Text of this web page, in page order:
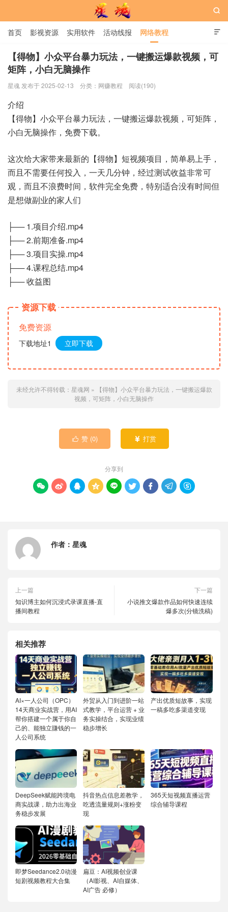
星魂网

首页 影视资源 实用软件 活动线报 网络教程
用户中心 书籍 娱乐

【得物】小众平台暴力玩法，一键搬运爆款视频，可
矩阵，小白无脑操作
星魂 发布于 2025-02-13 分类： 网赚教程 阅读(190)
介绍
【得物】小众平台暴力玩法，一键搬运爆款视频，可矩阵，
小白无脑操作，免费下载。
这次给大家带来最新的【得物】短视频项目，简单易上手，
而且不需要任何投入，一天几分钟，经过测试收益非常可
观，而且不浪费时间，软件完全免费，特别适合没有时间但
是想做副业的家人们
├── 1.项目介绍.mp4
├── 2.前期准备.mp4
├── 3.项目实操.mp4
├── 4.课程总结.mp4
├── 收益图
资源下载
免费资源
下载地址1 立即下载
未经允许不得转载： 星魂网 »
【得物】小众平台暴力玩法，一键搬运爆款
视频，可矩阵，小白无脑操作
 赞 (0)  打赏
分享到
        
作者： 星魂
上一篇
知识博主如何沉浸式录课直播-直
播间教程
下一篇
小说推文爆款作品如何快速连续
爆多次(分镜洗稿)
相关推荐
AI×一人公司（OPC）
14天商业实战营，用AI
帮你搭建一个属于你自
己的、能独立賺钱的一
人公司系统
外贸从入门到进阶一站
式教学，平台运营 + 业
务实操结合，实现业绩
稳步增长
产出优质短故事，实现
一稿多吃多渠道变现
DeepSeek赋能跨境电
商实战课，助力出海业
务稳步发展
抖音热点信息差教学，
吃透流量规则+涨粉变
现
365天短视频直播运营
综合辅导课程
即梦Seedance2.0动漫
短剧视频教程大合集
扁豆：AI视频创业课
（AI影视、AI自媒体、
AI广告 必修）